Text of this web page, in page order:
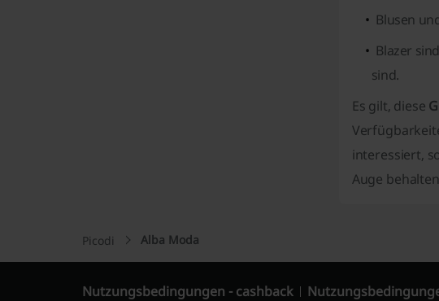
Blusen
Blazer
sind.
Es gilt, diese
interessiert,
Auge
Picodi Alba Moda
Nutzungsbedingungen - cashback